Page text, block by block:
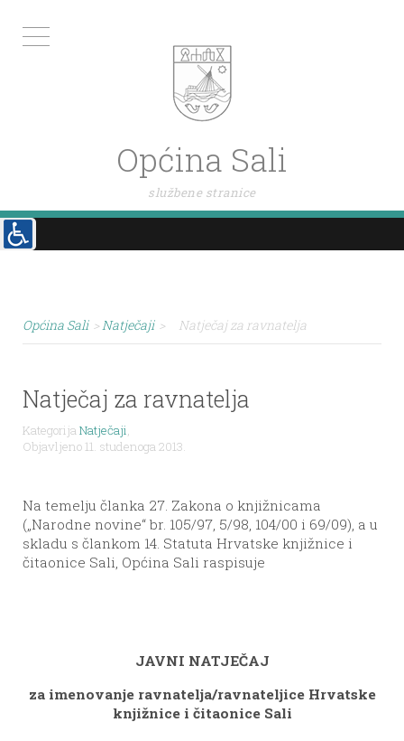
Općina Sali
službene stranice
Općina Sali > Natječaji > Natječaj za ravnatelja
Natječaj za ravnatelja
KategorijaNatječaji,
Objavljeno 11. studenoga 2013.
Na temelju članka 27. Zakona o knjižnicama
(„Narodne novine“ br. 105/97, 5/98, 104/00 i 69/09), a u
skladu s člankom 14. Statuta Hrvatske knjižnice i
čitaonice Sali, Općina Sali raspisuje
JAVNI NATJEČAJ
za imenovanje ravnatelja/ravnateljice Hrvatske
knjižnice i čitaonice Sali